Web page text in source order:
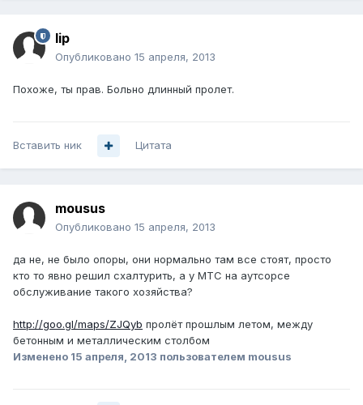
lip
Опубликовано 15 апреля, 2013
Похоже, ты прав. Больно длинный пролет.
Вставить ник Цитата
mousus
Опубликовано 15 апреля, 2013
да не, не было опоры, они нормально там все стоят, просто
кто то явно решил схалтурить, а у МТС на аутсорсе
обслуживание такого хозяйства?
http://goo.gl/maps/ZJQyb пролёт прошлым летом, между
бетонным и металлическим столбом
Изменено 15 апреля, 2013 пользователем mousus